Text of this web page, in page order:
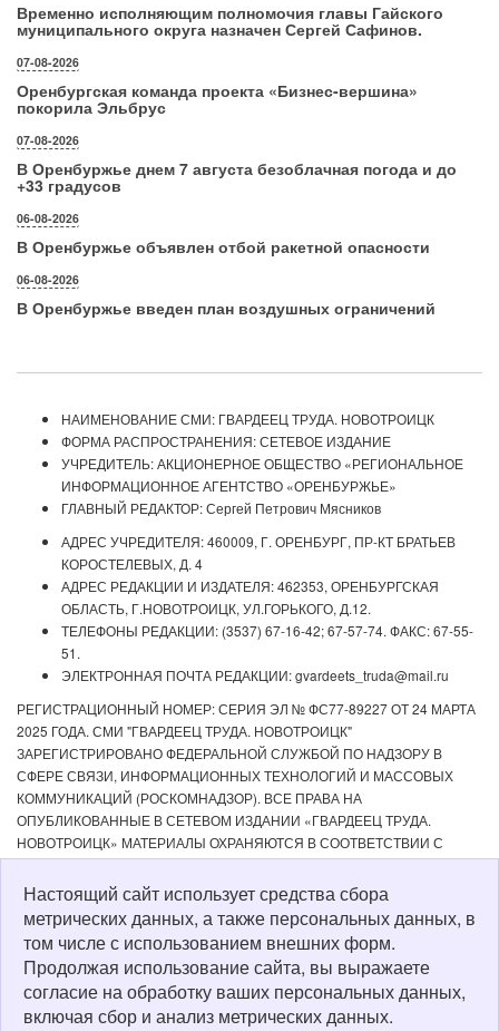
Временно исполняющим полномочия главы Гайского
муниципального округа назначен Сергей Сафинов.
07-08-2026
Оренбургская команда проекта «Бизнес‑вершина»
покорила Эльбрус
07-08-2026
В Оренбуржье днем 7 августа безоблачная погода и до
+33 градусов
06-08-2026
В Оренбуржье объявлен отбой ракетной опасности
06-08-2026
В Оренбуржье введен план воздушных ограничений
НАИМЕНОВАНИЕ СМИ: ГВАРДЕЕЦ ТРУДА. НОВОТРОИЦК
ФОРМА РАСПРОСТРАНЕНИЯ: СЕТЕВОЕ ИЗДАНИЕ
УЧРЕДИТЕЛЬ: АКЦИОНЕРНОЕ ОБЩЕСТВО «РЕГИОНАЛЬНОЕ
ИНФОРМАЦИОННОЕ АГЕНТСТВО «ОРЕНБУРЖЬЕ»
ГЛАВНЫЙ РЕДАКТОР: Сергей Петрович Мясников
АДРЕС УЧРЕДИТЕЛЯ: 460009, Г. ОРЕНБУРГ, ПР-КТ БРАТЬЕВ
КОРОСТЕЛЕВЫХ, Д. 4
АДРЕС РЕДАКЦИИ И ИЗДАТЕЛЯ: 462353, ОРЕНБУРГСКАЯ
ОБЛАСТЬ, Г.НОВОТРОИЦК, УЛ.ГОРЬКОГО, Д.12.
ТЕЛЕФОНЫ РЕДАКЦИИ: (3537) 67-16-42; 67-57-74. ФАКС: 67-55-
51.
ЭЛЕКТРОННАЯ ПОЧТА РЕДАКЦИИ: gvardeets_truda@mail.ru
РЕГИСТРАЦИОННЫЙ НОМЕР: СЕРИЯ ЭЛ № ФС77-89227 ОТ 24 МАРТА
2025 ГОДА. СМИ "ГВАРДЕЕЦ ТРУДА. НОВОТРОИЦК"
ЗАРЕГИСТРИРОВАНО ФЕДЕРАЛЬНОЙ СЛУЖБОЙ ПО НАДЗОРУ В
СФЕРЕ СВЯЗИ, ИНФОРМАЦИОННЫХ ТЕХНОЛОГИЙ И МАССОВЫХ
КОММУНИКАЦИЙ (РОСКОМНАДЗОР). ВСЕ ПРАВА НА
ОПУБЛИКОВАННЫЕ В СЕТЕВОМ ИЗДАНИИ «ГВАРДЕЕЦ ТРУДА.
НОВОТРОИЦК» МАТЕРИАЛЫ ОХРАНЯЮТСЯ В СООТВЕТСТВИИ С
ЗАКОНОДАТЕЛЬСТВОМ РФ. ЛЮБОЕ ИСПОЛЬЗОВАНИЕ МАТЕРИАЛОВ
ДОПУСКАЕТСЯ ТОЛЬКО ПО СОГЛАСОВАНИЮ С РЕДАКЦИЕЙ С
ОБЯЗАТЕЛЬНОЙ АКТИВНОЙ ССЫЛКОЙ НА ИСТОЧНИК. РЕДАКЦИЯ НЕ
НЕСЕТ ОТВЕТСТВЕННОСТИ ЗА ДОСТОВЕРНОСТЬ РЕКЛАМНЫХ
МАТЕРИАЛОВ, РАЗМЕЩЕННЫХ В СЕТЕВОМ ИЗДАНИИ «ГВАРДЕЕЦ
ТРУДА. НОВОТРОИЦК», А ТАКЖЕ ЗА СОДЕРЖАНИЕ ВЕБ-САЙТОВ, НА
КОТОРЫЕ ДАНЫ ГИПЕРССЫЛКИ. ДЛЯ ДЕТЕЙ СТАРШЕ 16 ЛЕТ.
Настоящий сайт использует средства сбора
метрических данных, а также персональных данных, в
том числе с использованием внешних форм.
Продолжая использование сайта, вы выражаете
согласие на обработку ваших персональных данных,
включая сбор и анализ метрических данных.